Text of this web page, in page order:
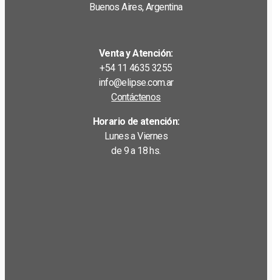
Buenos Aires, Argentina
Venta y Atención:
+54 11 4635 3255
info@elipse.com.ar
Contáctenos
Horario de atención:
Lunes a Viernes
de 9 a 18 hs.